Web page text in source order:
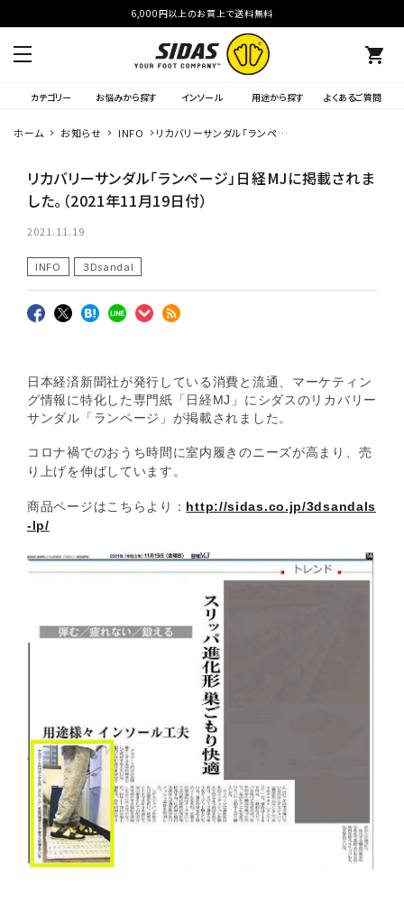
6,000円以上のお買上で送料無料
shopping_cart
カテゴリー お悩みから探す インソール 用途から探す よくあるご質問
ホーム お知らせ INFO
リカバリーサンダル「ランペー
リカバリーサンダル「ランページ」日経MJに掲載されま
した。（2021年11月19日付）
2021.11.19
INFO ３Dsandal
日本経済新聞社が発行している消費と流通、マーケティン
グ情報に特化した専門紙「日経MJ」にシダスのリカバリー
サンダル「ランページ」が掲載されました。
コロナ禍でのおうち時間に室内履きのニーズが高まり、売
り上げを伸ばしています。
商品ページはこちらより： http://sidas.co.jp/3dsandals
-lp/